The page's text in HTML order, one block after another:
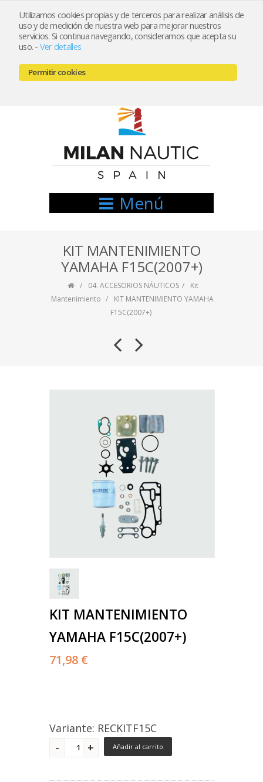
Utilizamos cookies propias y de terceros para realizar análisis de
uso y de medición de nuestra web para mejorar nuestros
servicios. Si continua navegando, consideramos que acepta su
uso. - Ver detalles
Permitir cookies
Registrarse Mi cuenta
666521122 // 654999333
Menú
KIT MANTENIMIENTO
YAMAHA F15C(2007+)
04. ACCESORIOS NÁUTICOS
Kit
Mantenimiento
KIT MANTENIMIENTO YAMAHA
F15C(2007+)
KIT MANTENIMIENTO
YAMAHA F15C(2007+)
71,98 €
Variante: RECKITF15C
Añadir al carrito